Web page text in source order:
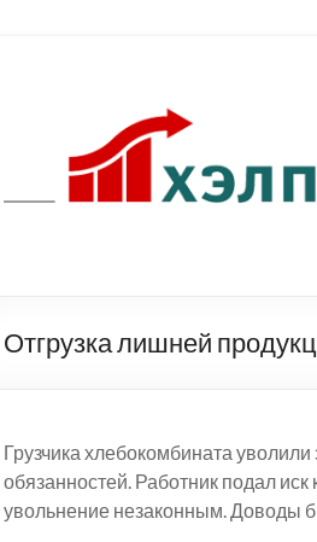
Отгрузка лишней
Грузчика хлебокомбината
обязанностей. Работник подал
увольнение незаконным. Доводы